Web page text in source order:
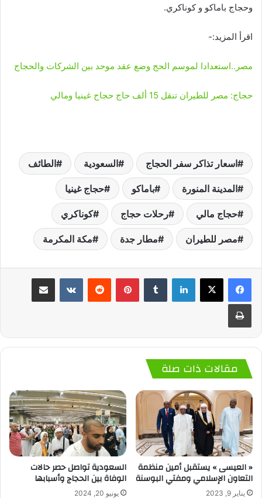
وحجاج باماكو و كوناكري.
اقرأ المزيد:-
مصر..استعدادا لموسم الحج وضع عقد موحد بين الشركات والحجاج
حجاج: مصر للطيران تنقل 15 ألف حاج حجاج غينيا ومالي
اسعار تذاكر سفر الحجاج السعودية الطائف
المدينة المنورة باماكو حجاج غينيا
حجاج مالي رحلات حجاج كوناكري
مصر للطيران مطار جدة مكة المكرمة
لينكدإن بينتيريست
مقالات ذات صلة
« العيسى » يستقبل أمين منظمة
التعاون الإسلامي ومفتي البوسنة
يناير 9, 2023
السعودية تواصل حصر حالات
الوفاة بين الحجاج وأسبابها
يونيو 20, 2024